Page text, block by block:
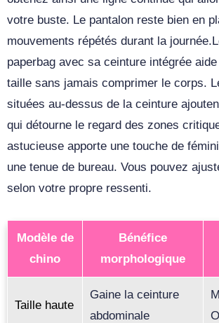
votre buste. Le pantalon reste bien en
mouvements répétés durant la
paperbag avec sa ceinture intégrée
taille sans jamais comprimer le corps.
situées au-dessus de la ceinture
qui détourne le regard des zones
astucieuse apporte une touche de
une tenue de bureau. Vous pouvez
selon votre propre ressenti.
Modèle de
chino
Bénéfice
morphologique
Taille haute
Gaine la ceinture
abdominale
O